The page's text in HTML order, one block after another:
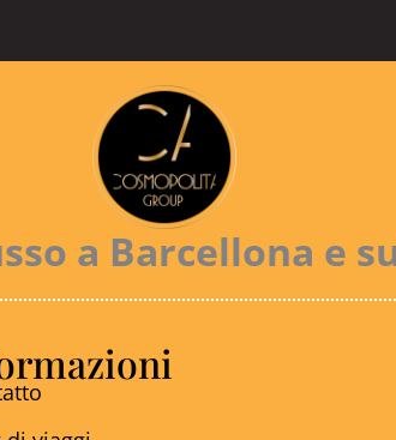
a Barcellona e